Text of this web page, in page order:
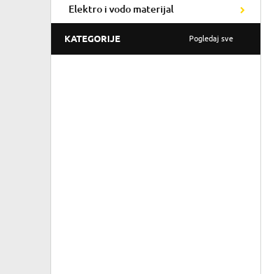
Elektro i vodo materijal
KATEGORIJE Pogledaj sve